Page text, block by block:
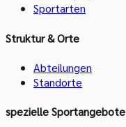
Sportarten
Struktur & Orte
Abteilungen
Standorte
spezielle Sportangebote